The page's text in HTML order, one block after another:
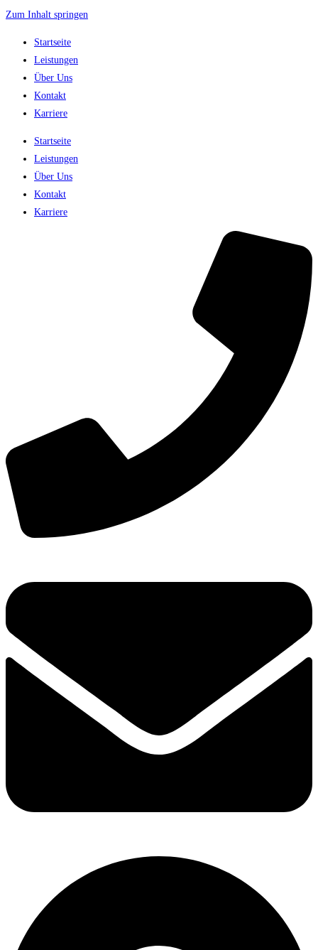
Zum Inhalt springen
Startseite
Leistungen
Über Uns
Kontakt
Karriere
Startseite
Leistungen
Über Uns
Kontakt
Karriere